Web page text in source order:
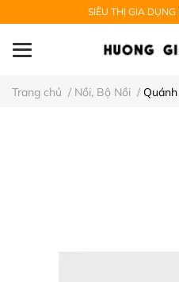
SIÊU THỊ GIA
Trang chủ / Nồi, Bộ Nồi /